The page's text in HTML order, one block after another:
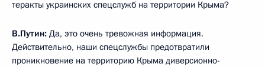
теракты украинских спецслужб на территории Крыма?
В.Путин: Да, это очень тревожная информация.
Действительно, наши спецслужбы предотвратили
проникновение на территорию Крыма диверсионно-